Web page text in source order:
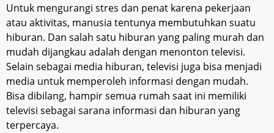
Untuk mengurangi stres dan penat karena pekerjaan
atau aktivitas, manusia tentunya membutuhkan suatu
hiburan. Dan salah satu hiburan yang paling murah dan
mudah dijangkau adalah dengan menonton televisi.
Selain sebagai media hiburan, televisi juga bisa menjadi
media untuk memperoleh informasi dengan mudah.
Bisa dibilang, hampir semua rumah saat ini memiliki
televisi sebagai sarana informasi dan hiburan yang
terpercaya.